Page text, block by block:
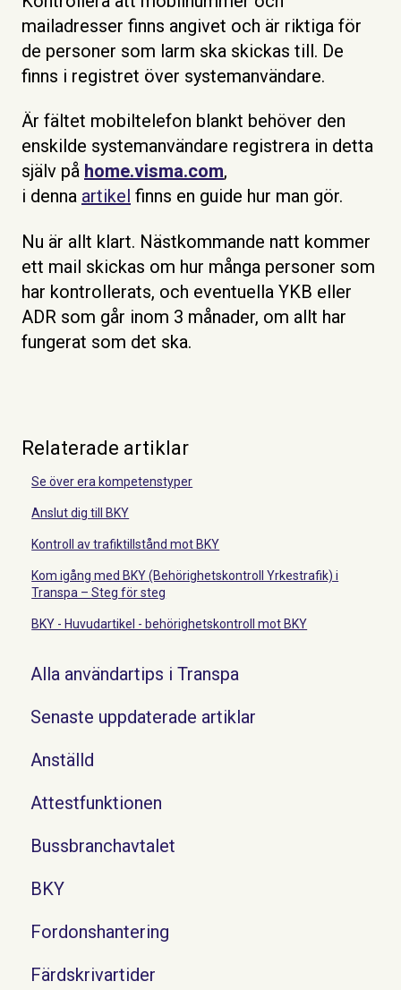
mailadresser finns angivet och är riktiga för
de personer som larm ska skickas till. De
finns i registret över systemanvändare.
Är fältet mobiltelefon blankt behöver den
enskilde systemanvändare registrera in detta
själv på home.visma.com,
i denna artikel finns en guide hur man gör.
Nu är allt klart. Nästkommande natt kommer
ett mail skickas om hur många personer som
har kontrollerats, och eventuella YKB eller
ADR som går inom 3 månader, om allt har
fungerat som det ska.
Relaterade artiklar
Se över era kompetenstyper
Anslut dig till BKY
Kontroll av trafiktillstånd mot BKY
Kom igång med BKY (Behörighetskontroll Yrkestrafik) i
Transpa – Steg för steg
BKY - Huvudartikel - behörighetskontroll mot BKY
Alla användartips i Transpa
Senaste uppdaterade artiklar
Anställd
Attestfunktionen
Bussbranchavtalet
BKY
Fordonshantering
Färdskrivartider